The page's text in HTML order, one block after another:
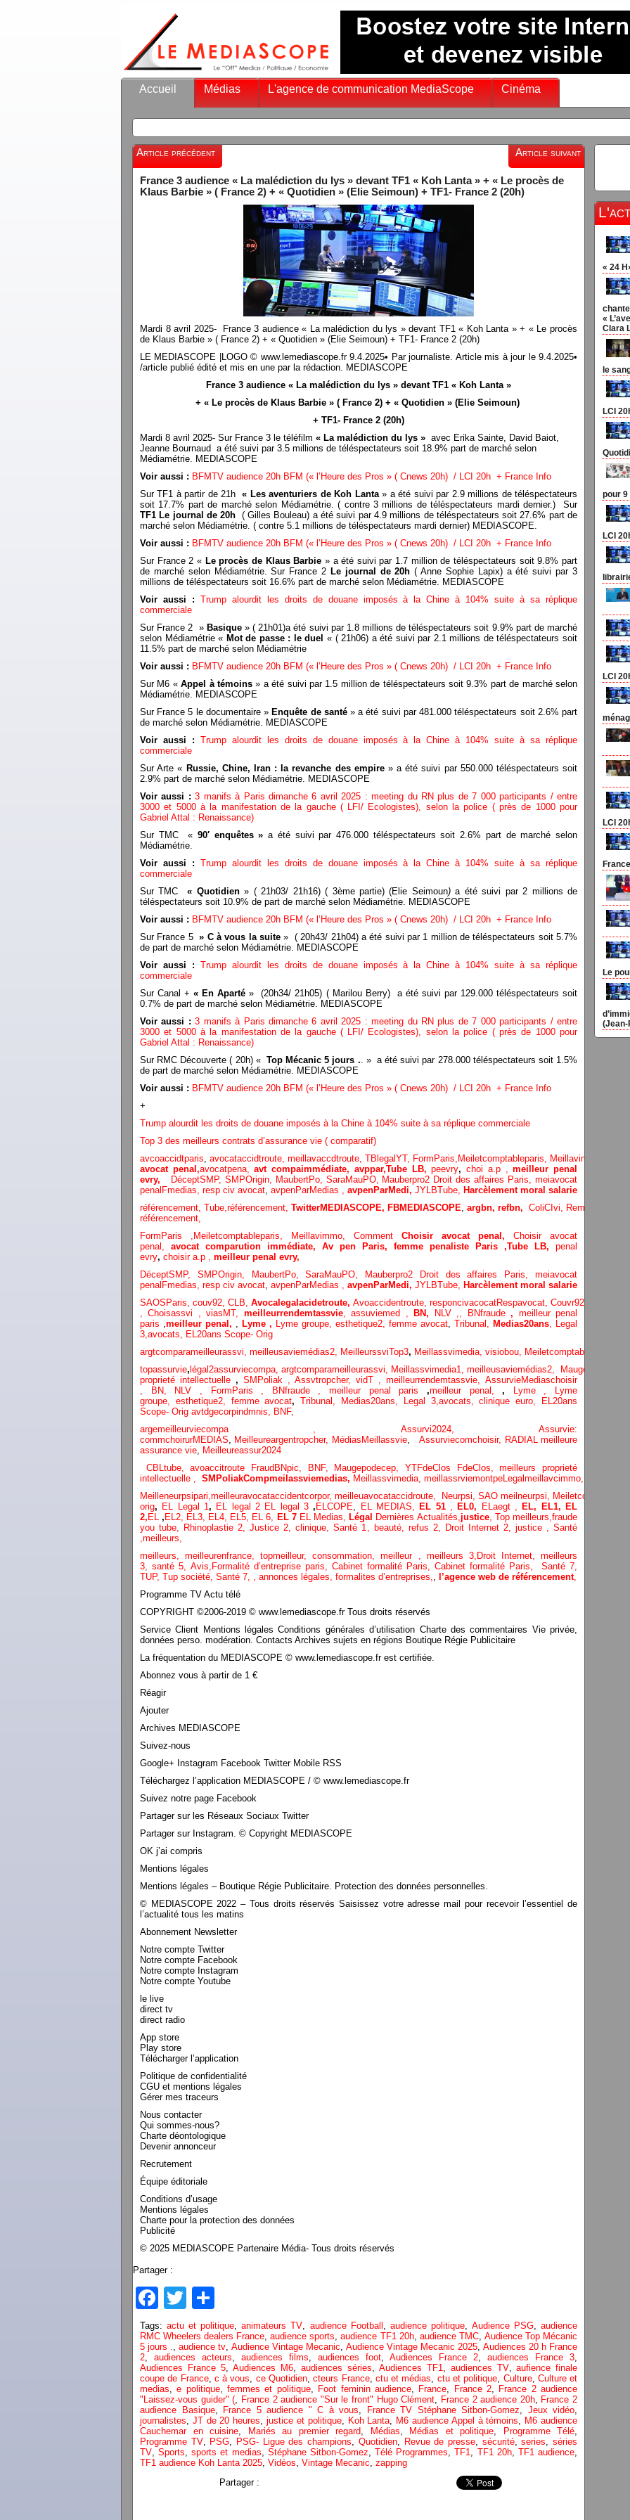
Accueil Médias L'agence de communication MediaScope Cinéma
Article précédent Article suivant
France 3 audience « La malédiction du lys » devant TF1 « Koh Lanta » + « Le procès de
Klaus Barbie » ( France 2) + « Quotidien » (Elie Seimoun) + TF1- France 2 (20h)
Mardi 8 avril 2025- France 3 audience « La malédiction du lys » devant TF1 « Koh Lanta » + « Le procès
de Klaus Barbie » ( France 2) + « Quotidien » (Elie Seimoun) + TF1- France 2 (20h)
LE MEDIASCOPE |LOGO © www.lemediascope.fr 9.4.2025• Par journaliste. Article mis à jour le 9.4.2025•
/article publié édité et mis en une par la rédaction. MEDIASCOPE
France 3 audience « La malédiction du lys » devant TF1 « Koh Lanta »
+ « Le procès de Klaus Barbie » ( France 2) + « Quotidien » (Elie Seimoun)
+ TF1- France 2 (20h)
Mardi 8 avril 2025- Sur France 3 le téléfilm « La malédiction du lys » avec Erika Sainte, David Baiot,
Jeanne Bournaud a été suivi par 3.5 millions de téléspectateurs soit 18.9% part de marché selon
Médiamétrie. MEDIASCOPE
Voir aussi : BFMTV audience 20h BFM (« l’Heure des Pros » ( Cnews 20h) / LCI 20h + France Info
Sur TF1 à partir de 21h« Les aventuriers de Koh Lanta» a été suivi par 2.9 millions de téléspectateurs
soit 17.7% part de marché selon Médiamétrie. ( contre 3 millions de téléspectateurs mardi dernier.) Sur
TF1 Le journal de 20h ( Gilles Bouleau) a été suivi par 4.9 millions de téléspectateurs soit 27.6% part de
marché selon Médiamétrie. ( contre 5.1 millions de téléspectateurs mardi dernier) MEDIASCOPE.
Voir aussi : BFMTV audience 20h BFM (« l’Heure des Pros » ( Cnews 20h) / LCI 20h + France Info
Sur France 2 « Le procès de Klaus Barbie » a été suivi par 1.7 million de téléspectateurs soit 9.8% part
de marché selon Médiamétrie. Sur France 2 Le journal de 20h ( Anne Sophie Lapix) a été suivi par 3
millions de téléspectateurs soit 16.6% part de marché selon Médiamétrie. MEDIASCOPE
Voir aussi : Trump alourdit les droits de douane imposés à la Chine à 104% suite à sa réplique
commerciale
Sur France 2 » Basique» ( 21h01)a été suivi par 1.8 millions de téléspectateurs soit 9.9% part de marché
selon Médiamétrie « Mot de passe : le duel « ( 21h06) a été suivi par 2.1 millions de téléspectateurs soit
11.5% part de marché selon Médiamétrie
Voir aussi : BFMTV audience 20h BFM (« l’Heure des Pros » ( Cnews 20h) / LCI 20h + France Info
Sur M6 «Appel à témoins » a été suivi par 1.5 million de téléspectateurs soit 9.3% part de marché selon
Médiamétrie. MEDIASCOPE
Sur France 5 le documentaire » Enquête de santé» a été suivi par 481.000 téléspectateurs soit 2.6% part
de marché selon Médiamétrie. MEDIASCOPE
Voir aussi : Trump alourdit les droits de douane imposés à la Chine à 104% suite à sa réplique
commerciale
Sur Arte « Russie, Chine, Iran : la revanche des empire» a été suivi par 550.000 téléspectateurs soit
2.9% part de marché selon Médiamétrie. MEDIASCOPE
Voir aussi :3 manifs à Paris dimanche 6 avril 2025 : meeting du RN plus de 7 000 participants / entre
3000 et 5000 à la manifestation de la gauche ( LFI/ Ecologistes), selon la police ( près de 1000 pour
Gabriel Attal : Renaissance)
Sur TMC « 90′ enquêtes » a été suivi par 476.000 téléspectateurs soit 2.6% part de marché selon
Médiamétrie.
Voir aussi : Trump alourdit les droits de douane imposés à la Chine à 104% suite à sa réplique
commerciale
Sur TMC« Quotidien» ( 21h03/ 21h16) ( 3ème partie) (Elie Seimoun)a été suivi par 2 millions de
téléspectateurs soit 10.9% de part de marché selon Médiamétrie. MEDIASCOPE
Voir aussi : BFMTV audience 20h BFM (« l’Heure des Pros » ( Cnews 20h) / LCI 20h + France Info
Sur France 5 » C à vous la suite » ( 20h43/ 21h04) a été suivi par 1 million de téléspectateurs soit 5.7%
de part de marché selon Médiamétrie. MEDIASCOPE
Voir aussi : Trump alourdit les droits de douane imposés à la Chine à 104% suite à sa réplique
commerciale
Sur Canal +« En Aparté » (20h34/ 21h05) ( Marilou Berry) a été suivi par 129.000 téléspectateurs soit
0.7% de part de marché selon Médiamétrie. MEDIASCOPE
Voir aussi :3 manifs à Paris dimanche 6 avril 2025 : meeting du RN plus de 7 000 participants / entre
3000 et 5000 à la manifestation de la gauche ( LFI/ Ecologistes), selon la police ( près de 1000 pour
Gabriel Attal : Renaissance)
Sur RMC Découverte ( 20h) « Top Mécanic 5 jours . . » a été suivi par 278.000 téléspectateurs soit 1.5%
de part de marché selon Médiamétrie. MEDIASCOPE
Voir aussi : BFMTV audience 20h BFM (« l’Heure des Pros » ( Cnews 20h) / LCI 20h + France Info
+
Trump alourdit les droits de douane imposés à la Chine à 104% suite à sa réplique commerciale
Top 3 des meilleurs contrats d’assurance vie ( comparatif)
avcoaccidtparis avocataccidtroute, meillavaccdtroute, TBlegalYT, FormParis, Meiletcomptableparis Meillavimmo,
avocat penal,avocatpena,avt compaimmédiate, avppar,Tube LB,peevry,choi a.p ,meilleur penal
evry,
DéceptSMP, SMPOrigin, MaubertPo, SaraMauPO, Mauberpro2 Droit des affaires Paris,meiavocat
penalFmedias, resp civ avocat avpenParMedias , avpenParMedi, JYLBTube,
Harcèlement moral salarie
référencement, Tube,référencement, TwitterMEDIASCOPE, FBMEDIASCOPE argbn, refbn, ColiCIvi, Remypics
référencement,
FormParis ,
Meiletcomptableparis Meillavimmo, Comment Choisir avocat penal, Choisir avocat
penal, avocat comparution immédiate, Av pen Paris, femme penaliste Paris ,Tube LB, penal
evry, choisir a.p , meilleur penal evry,
DéceptSMP, SMPOrigin, MaubertPo,SaraMauPO, Mauberpro2 Droit des affaires Paris,meiavocat
penalFmedias, resp civ avocat avpenParMedias , avpenParMedi, JYLBTube,
Harcèlement moral salarie
SAOSParis, couv92, CLB, Avocalegalacidetroute, Avoaccidentroute, responcivacocatRespavocat, Couvr92,
,Choisassvi ,viasMT, meilleurrendemtassvie,assuviemed , BN, NLV , BNfraude, meilleur penal
paris
meilleur penal, Lyme , Lyme groupe, esthetique2, femme avocat Tribunal, Medias20ans
Legal
3 avocats,
EL20ans Scope- Orig
argtcomparameilleurassvi, meilleusaviemédias2, MeilleurssviTop3, Meillassvimedia, visiobou Meiletcomptableparis
topassurvie, légal2assurviecompa, argtcomparameilleurassvi, Meillassvimedia1, meilleusaviemédias2, Maugepodecep,
proprieté intellectuelle , SMPoliak ,Assvtropcher,vidT ,meilleurrendemtassvie,AssurvieMediaschoisir
BN, NLV , FormParis , BNfraude , meilleur penal paris ,meilleur penal,, Lyme ,
Lyme
groupe, esthetique2, femme avocat,Tribunal, Medias20ans, Legal 3, avocats, cliniqueeuro,
EL20ans
Scope- Orig avtdgecorpindmnis,
BNF,
argemeilleurviecompa , Assurvi2024,Assurvie:
commchoirurMEDIAS
Meilleureargentropcher, Médias Meillassvie,Assurviecomchoisir, RADIAL meilleure
assurance vie
Meilleureassur2024
CBLtube,avoaccitroute FraudBNpic, BNF, Maugepodecep,YTFdeClos FdeClos,meilleurs proprieté
intellectuelle
SMPoliakCompmeilassviemedias, Meillassvimedia, meillassrviemontpe Legalmeillavcimmo,
Meilleneurpsipari, meilleuravocataccidentcorpor, meilleuavocataccidroute, Neurpsi, SAO meilneurpsi,
orig, EL Legal 1, EL legal 2 EL legal 3 , ELCOPE EL MEDIAS, EL 51, EL0, ELaegt , EL, EL1, EL
2, EL , EL2, EL3, EL4, EL5, EL 6, EL 7 EL Medias, Légal Dernières Actualités, justice, Top meilleurs ,fraude
you tube
Rhinoplastie 2 ,Justice 2 ,clinique ,Santé 1 , beauté, refus 2, Droit Internet 2, justice, Santé
meilleurs
meilleurs ,meilleurenfrance,topmeilleur,consommation , meilleur , meilleurs 3, Droit Internet,meilleurs
3,
santé 5, Avis Formalité d’entreprise paris, Cabinet formalité Paris, Cabinet formalité Paris,
Santé 7,
TUP, Tup société, Santé 7 annonces légales, formalites d’entreprises, l’agence web de référencement,
Programme TV Actu télé
COPYRIGHT ©2006-2019 © www.lemediascope.fr Tous droits réservés
Service Client Mentions légales Conditions générales d’utilisation Charte des commentaires Vie privée,
données perso. modération. Contacts Archives sujets en régions Boutique Régie Publicitaire
La fréquentation du MEDIASCOPE © www.lemediascope.fr est certifiée.
Abonnez vous à partir de 1 €
Réagir
Ajouter
Archives MEDIASCOPE
Suivez-nous
Google+ Instagram Facebook Twitter Mobile RSS
Téléchargez l’application MEDIASCOPE / © www.lemediascope.fr
Suivez notre page Facebook
Partager sur les Réseaux Sociaux Twitter
Partager sur Instagram. © Copyright MEDIASCOPE
OK j’ai compris
Mentions légales
Mentions légales – Boutique Régie Publicitaire. Protection des données personnelles.
© MEDIASCOPE 2022 – Tous droits réservés Saisissez votre adresse mail pour recevoir l’essentiel de
l’actualité tous les matins
Abonnement Newsletter
Notre compte Twitter
Notre compte Facebook
Notre compte Instagram
Notre compte Youtube
le live
direct tv
direct radio
App store
Play store
Télécharger l’application
Politique de confidentialité
CGU et mentions légales
Gérer mes traceurs
Nous contacter
Qui sommes-nous?
Charte déontologique
Devenir annonceur
Recrutement
Équipe éditoriale
Conditions d’usage
Mentions légales
Charte pour la protection des données
Publicité
© 2025 MEDIASCOPE Partenaire Média- Tous droits réservés
Partager :
Facebook
Twitter
Tags:actu et politique ,animateurs TV audience Football audience politique, Audience PSG ,audience
RMC Wheelers dealers France ,audience sports ,audience TF1 20h, audience TMC, Audience Top Mécanic
5 jours .
audience tv Audience Vintage Mecanic Audience Vintage Mecanic 2025 Audiences 20 h France
2
audiences acteurs audiences films audiences foot,Audiences France 2 ,audiences France 3
Audiences France 5,Audiences M6 audiences séries ,Audiences TF1 audiences TV,aufience finale
coupe de France, c à vous ce Quotidien,cteurs France, ctu et médias ctu et politique Culture, Culture et
medias ,e politique,femmes et politique, Foot feminin audience, France France 2,
France 2 audience
"Laissez-vous guider" (
France 2 audience "Sur le front" Hugo Clément France 2 audience 20h,
France 2
audience Basique, France 5 audience " C à vous France TV Stéphane Sitbon-Gomez Jeux vidéo
journalistes
JT de 20 heures ,justice et politique, Koh Lanta M6 audience Appel à témoins
M6 audience
Cauchemar en cuisine
Mariés au premier regard Médias Médias et politique Programme Télé
Programme TV, PSG PSG- Ligue des champions Quotidien, Revue de presse, sécurité,series ,séries
TV ,Sports ,sports et medias Stéphane Sitbon-Gomez ,Télé Programmes ,TF1 TF1 20h, TF1 audience
TF1 audience Koh Lanta 2025 Vidéos Vintage Mecanic zapping
Partager :
« 24
«
Clara
le
LCI
pour 9
LCI
LCI
LCI
Le
(Jean-